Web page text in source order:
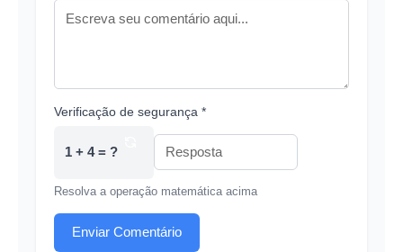
Verificação de segurança *
1 + 4 = ?
Resolva a operação matemática acima
Enviar Comentário